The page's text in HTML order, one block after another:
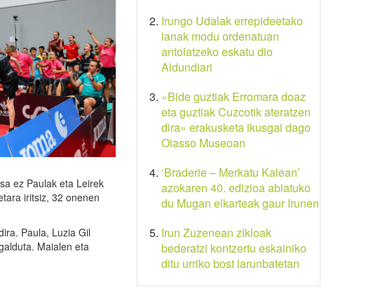
ez Paulak eta Leirek
iritsiz, 32 onenen
Paula, Luzia Gil
Maialen eta
Irungo Udalak errepideetako
lanak modu ordenatuan
antolatzeko eskatu dio
Aldundiari
«Bide guztiak Erromara doaz
eta guztiak Cuzcotik ateratzen
dira» erakusketa ikusgai dago
Oiasso Museoan
‘Braderie – Merkatu Kalean’
azokaren 40. edizioa abiatuko
du Mugan elkarteak gaur Irunen
Irun Zuzenean zikloak
bederatzi kontzertu eskainiko
ditu urriko bost larunbatetan